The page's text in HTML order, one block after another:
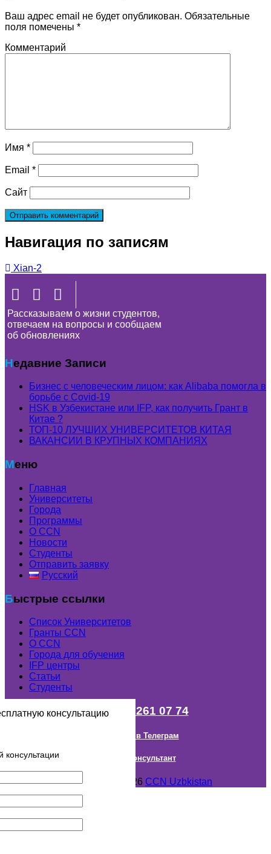
Ваш адрес email не будет опубликован. Обязательные
поля помечены *
Комментарий
Имя *
Email *
Сайт
Навигация по записям
Xian-2
Рассказываем о жизни студентов,
отвечаем на вопросы и сообщаем
об обновлениях
Недавние Записи
Бизнес с человеческим лицом: как Alibaba помогла в
борьбе с Covid-19
HSK в Узбекистане или IFP, как получить Грант в
Китае ?
ТОП-10 ЛУЧШИХ УНИВЕРСИТЕТОВ КИТАЯ
ВАКАНСИИ В КРУПНЫХ КОМПАНИЯХ
Меню
Главная
Университеты
Города
Программы
О CCN
Новости
Студенты
Отправить заявку
Русский
Быстрые ссылки
Список Университетов
Гранты ССN
О ССN
Города для обучения
IFP центры
Статьи
Студенты
+998 (98) 261 07 74
Наш канал в Телеграм
Онлайн Консультант
Авторское право © 2018- 2026 CCN Uzbkistan
консультацию
консультации